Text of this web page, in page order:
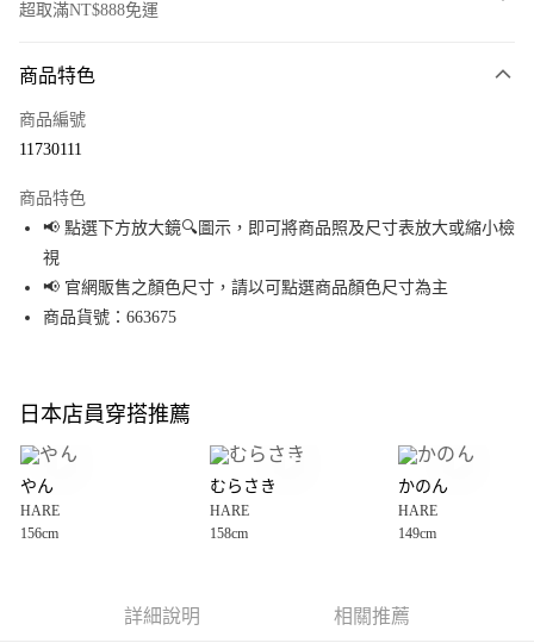
超取滿NT$888免運
信用卡一次付款
Apple Pay
街口支付
悠遊付
全盈+PAY
大哥付你分期
【大哥付你分期使用說明】
1.本服務由台灣大哥大提供，台灣大哥大用戶可立即使用無須另外申請。
2.付款方式選擇「大哥付你分期」，訂單成立後會自動跳轉到大哥付的交易
3.實際核准額度、可分期數及費用金額請依後續交易確認頁面所載為準。
4.訂單成立30分鐘內，如未前往確認交易或遇審核未通過，訂單將自動取
AFTEE先享後付
商品特色
商品編號
11730111
商品特色
📢 點選下方放大鏡🔍圖示，即可將商品照及尺寸表放大或縮小檢
視
📢 官網販售之顏色尺寸，請以可點選商品顏色尺寸為主
商品貨號：663675
日本店員穿搭推薦
やん
HARE
156cm
むらさき
HARE
158cm
かのん
HARE
149cm
詳細說明 相關推薦